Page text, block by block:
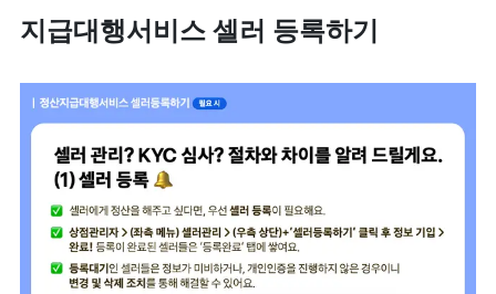
지급대행서비스 셀러 등록하기